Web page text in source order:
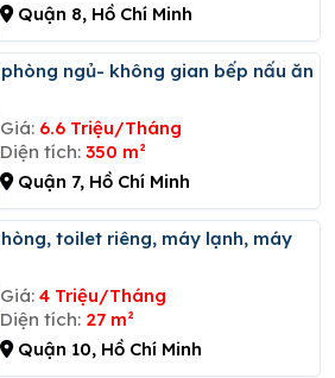
Quận 8, Hồ Chí Minh
Giá: 6.6 Triệu/Tháng
Diện tích: 350 m²
Quận 7, Hồ Chí Minh
Giá: 4 Triệu/Tháng
Diện tích: 27 m²
Quận 10, Hồ Chí Minh